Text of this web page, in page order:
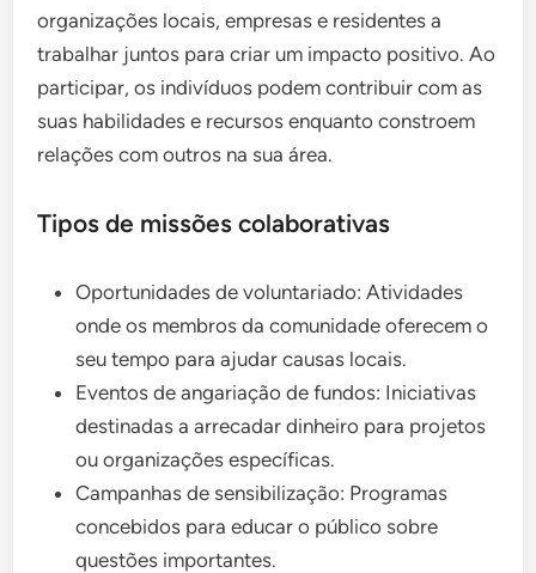
organizações locais, empresas e residentes a
trabalhar juntos para criar um impacto positivo. Ao
participar, os indivíduos podem contribuir com as
suas habilidades e recursos enquanto constroem
relações com outros na sua área.
Tipos de missões colaborativas
Oportunidades de voluntariado: Atividades
onde os membros da comunidade oferecem o
seu tempo para ajudar causas locais.
Eventos de angariação de fundos: Iniciativas
destinadas a arrecadar dinheiro para projetos
ou organizações específicas.
Campanhas de sensibilização: Programas
concebidos para educar o público sobre
questões importantes.